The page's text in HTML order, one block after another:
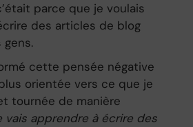
parce que je voulais
des articles de blog
cette pensée négative
orientée vers ce que je
tournée de manière
vais apprendre à écrire des